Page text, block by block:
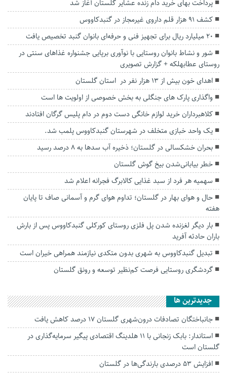
پرداخت بهای خرید دام زنده عشایر گلستان آغاز شد
کشف ۹۱ هزار قلم داروی غیرمجاز در گنبدکاووس
۲۰ میلیارد ریال برای تجهیز فنی و حرفه‌ای بانوان گنبد تخصیص یافت
شور و نشاط بانوان روستایی با نوآوری برپایی جشنواره غذاهای سنتی در
روستای عطابهلکه + گزارش تصویری
اهدای خون بیش از ۱۳ هزار نفر در استان گلستان
واگذاری پارک های جنگلی به بخش خصوصی از اولویت ها است
کلاهبرداران خرید لوازم خانگی دست دوم در دام پلیس گرگان افتادند
یک واحد خبازی متخلف در شهرستان گنبدکاووس پلمب شد.
بحران خشکسالی در گلستان؛ ذخیره آب سدها به ۸ درصد رسید
خطر بیابانی‌شدن بیخ گوش گلستان
سهمیه هر فرد از سبد غذایی کالابرگ فجرانه اعلام شد
حال و هوای بهار در گلستان؛ تداوم هوای گرم و آسمانی صاف تا پایان
هفته
بار دیگر لغزنده شدن پل فلزی روستای کورکلی گنبدکاووس پس از بارش
باران حادثه آفرید
تبدیل گنبدکاووس به شهری بدون متکدی نیازمند همراهی خیران است
گردشگری روستایی فرصت کم‌نظیر توسعه و رونق گلستان
جديدترين ها
جانباختگان تصادفات درون‌شهری گلستان ۱۷ درصد کاهش یافت
استاندار: بابک زنجانی با ۱۱ هلدینگ اقتصادی پیگیر سرمایه‌گذاری در
گلستان است
افزایش ۵۳ درصدی بارندگی‌ها در گلستان